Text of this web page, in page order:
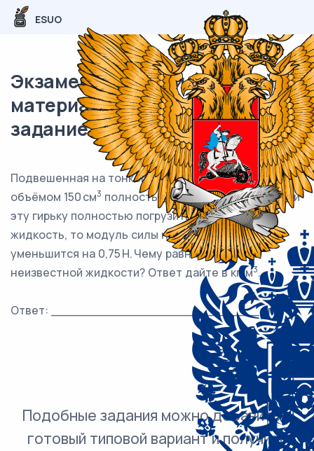
ESUO
Экзаменационный (типовой)
материал ЕГЭ / Физика / 04
задание (24) / 28
Подвешенная на тонкой лёгкой нити гирька
объёмом 150 см3 полностью погружена в воду. Если
эту гирьку полностью погрузить в неизвестную
жидкость, то модуль силы натяжения нити
уменьшится на 0,75 Н. Чему равна плотность
неизвестной жидкости? Ответ дайте в кг/м3.
Ответ: ___________________________ кг/м .
Подобные задания можно добавить в
готовый типовой вариант и получить